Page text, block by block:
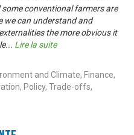
conventional farmers are
we can understand and
the more obvious it
... Lire la suite
and Climate, Finance,
Policy, Trade-offs,